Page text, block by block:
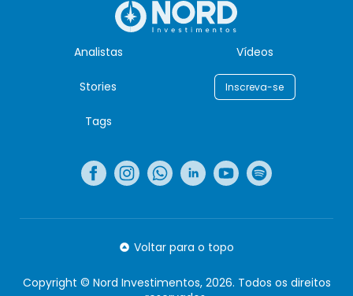
Analistas Vídeos
Stories Inscreva-se
Tags
Voltar para o topo
Copyright © Nord Investimentos, 2026. Todos os direitos